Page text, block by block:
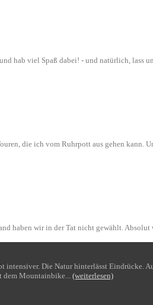
hab viel Spaß dabei! - und natürlich, lass
die ich vom Ruhrpott aus gehen kann.
haben wir in der Tat nicht gewählt.
Die Natur hinterlässt Eindrücke.
dem Mountainbike... (weiterlesen)